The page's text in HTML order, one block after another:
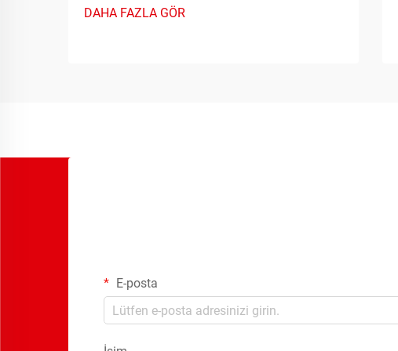
uygulamalarda hassas zamanlama
DAHA FAZLA GÖR
E-posta